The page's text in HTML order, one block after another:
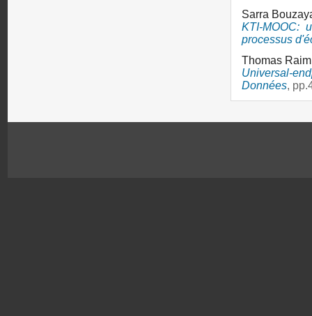
Sarra
KTI-MOOC:
processus
Thomas
Universal-
Données,